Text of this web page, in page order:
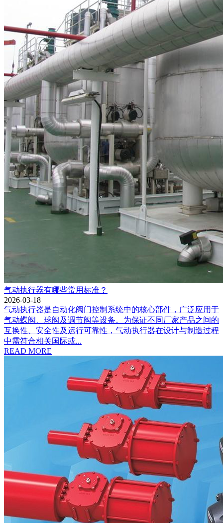
气动执行器有哪些常用标准？
2026-03-18
气动执行器是自动化阀门控制系统中的核心部件，广泛应用于
气动蝶阀、球阀及调节阀等设备。为保证不同厂家产品之间的
互换性、安全性及运行可靠性，气动执行器在设计与制造过程
中需符合相关国际或...
READ MORE